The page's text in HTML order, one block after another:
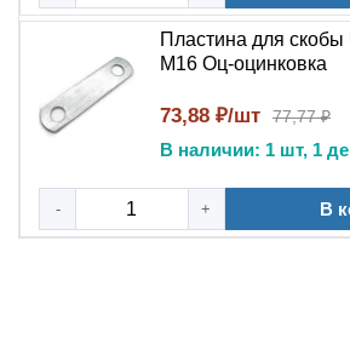
Пластина для скобы
М16 Оц-оцинковка
73,88 ₽/шт 77,77 ₽
В наличии: 1 шт, 1
- + В